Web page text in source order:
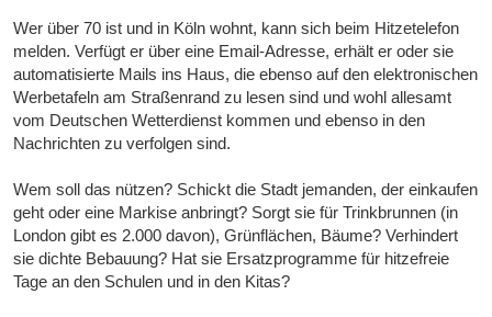
Wer über 70 ist und in Köln wohnt, kann sich beim Hitzetelefon
melden. Verfügt er über eine Email-Adresse, erhält er oder sie
automatisierte Mails ins Haus, die ebenso auf den elektronischen
Werbetafeln am Straßenrand zu lesen sind und wohl allesamt
vom Deutschen Wetterdienst kommen und ebenso in den
Nachrichten zu verfolgen sind.
Wem soll das nützen? Schickt die Stadt jemanden, der einkaufen
geht oder eine Markise anbringt? Sorgt sie für Trinkbrunnen (in
London gibt es 2.000 davon), Grünflächen, Bäume? Verhindert
sie dichte Bebauung? Hat sie Ersatzprogramme für hitzefreie
Tage an den Schulen und in den Kitas?